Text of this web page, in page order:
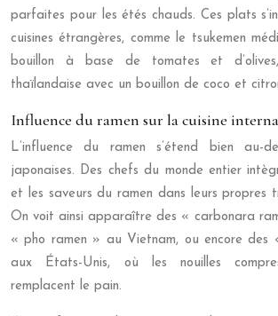
parfaites pour les étés chauds. Ces plats
cuisines étrangères, comme le tsukemen
bouillon à base de tomates et
thaïlandaise avec un bouillon de coco et
Influence du ramen sur la cuisine
L’influence du ramen s’étend bien au-
japonaises. Des chefs du monde entier
et les saveurs du ramen dans leurs propres
On voit ainsi apparaître des « carbonara
« pho ramen » au Vietnam, ou encore des
aux États-Unis, où les nouilles
remplacent le pain.